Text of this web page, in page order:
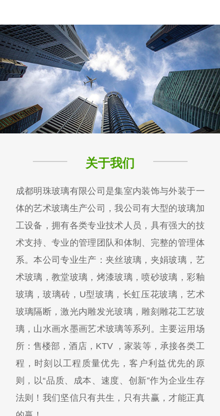
关于我们
成都明珠玻璃有限公司是集室内装饰与外装于一
体的艺术玻璃生产公司，我公司有大型的玻璃加
工设备，拥有各类专业技术人员，具有强大的技
术支持、专业的管理团队和体制、完整的管理体
系。本公司专业生产：夹丝玻璃，夹娟玻璃，艺
术玻璃，教堂玻璃，烤漆玻璃，喷砂玻璃，彩釉
玻璃，玻璃砖，U型玻璃，长虹压花玻璃，艺术
玻璃隔断，激光内雕发光玻璃，雕刻雕花工艺玻
璃，山水画水墨画艺术玻璃等系列。主要运用场
所：售楼部，酒店，KTV ，家装等，承接各类工
程，时刻以工程质量优先，客户利益优先的原
则，以“品质、成本、速度、创新”作为企业生存
法则！我们坚信只有共生，只有共赢，才能正真